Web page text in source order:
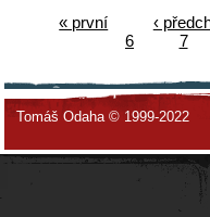
« první ‹
6
7
Tomáš Odaha © 1999-2022